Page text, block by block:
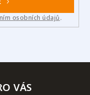
osobních údajů.
VÁS